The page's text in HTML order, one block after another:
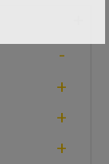
-
+
+
+